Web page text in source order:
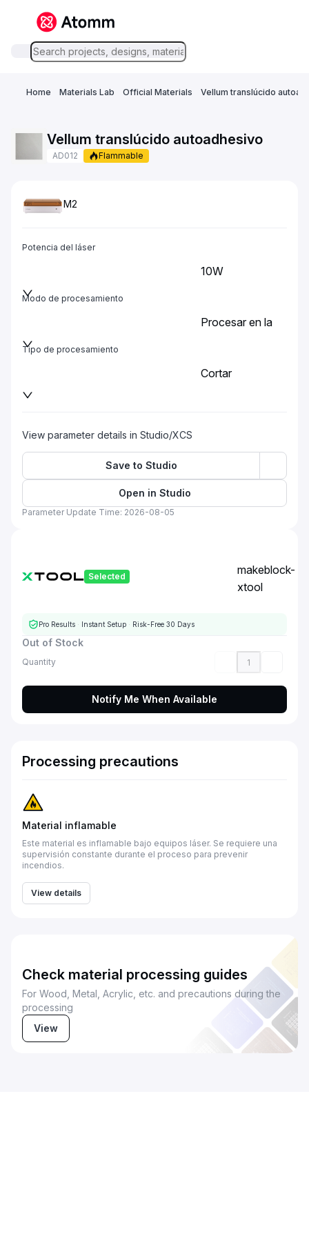
Home Materials Lab Official Materials Vellum translúcido
Vellum translúcido autoadhesivo
AD012 Flammable
M2
Potencia del láser
10W
Modo de procesamiento
Procesar en la
placa base
Tipo de procesamiento
Cortar
View parameter details in Studio/XCS
Save to Studio
Open in Studio
Parameter Update Time: 2026-08-05
Selected
makeblock-
xtool
Pro Results · Instant Setup · Risk-Free 30 Days
Out of Stock
Quantity
Notify Me When Available
Processing precautions
Material inflamable
Este material es inflamable bajo equipos láser. Se requiere una
supervisión constante durante el proceso para prevenir
incendios.
View details
Check material processing guides
For Wood, Metal, Acrylic, etc. and precautions during the
processing
View